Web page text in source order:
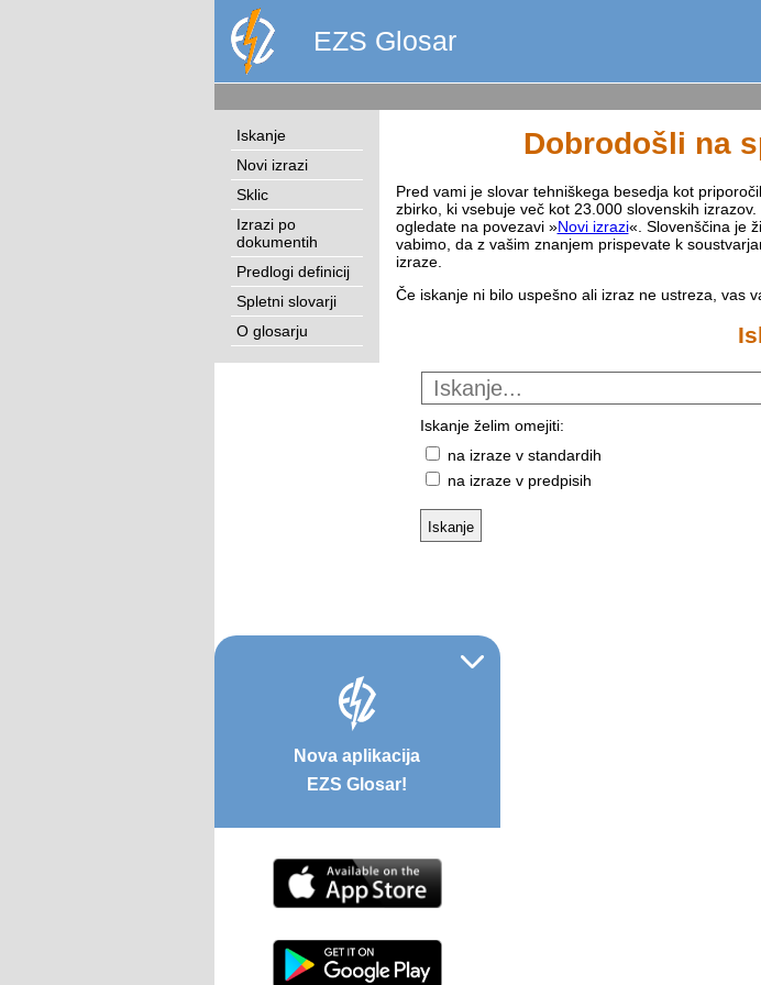
EZS Glosar
Iskanje
Novi izrazi
Sklic
Izrazi po
dokumentih
Predlogi definicij
Spletni slovarji
O glosarju
Dobrodošli na
Pred vami je slovar tehniškega besedja kot
zbirko, ki vsebuje več kot 23.000 slovenskih
ogledate na povezavi »Novi izrazi«. Slovenščina je
vabimo, da z vašim znanjem prispevate k
izraze.
Če iskanje ni bilo uspešno ali izraz ne ustreza, vas
Iskanje želim omejiti:
na izraze v standardih
na izraze v predpisih
Nova aplikacija
EZS Glosar!